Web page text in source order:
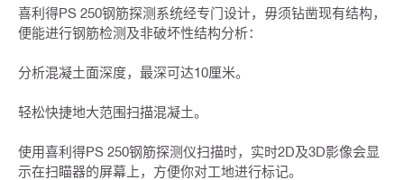
喜利得PS 250钢筋探测系统经专门设计，毋须钻凿现有结构，
便能进行钢筋检测及非破坏性结构分析：
分析混凝土面深度，最深可达10厘米。
轻松快捷地大范围扫描混凝土。
使用喜利得PS 250钢筋探测仪扫描时，实时2D及3D影像会显
示在扫瞄器的屏幕上，方便你对工地进行标记。